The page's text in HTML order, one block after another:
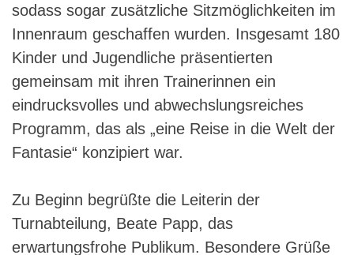
sodass sogar zusätzliche Sitzmöglichkeiten im
Innenraum geschaffen wurden. Insgesamt 180
Kinder und Jugendliche präsentierten
gemeinsam mit ihren Trainerinnen ein
eindrucksvolles und abwechslungsreiches
Programm, das als „eine Reise in die Welt der
Fantasie“ konzipiert war.
Zu Beginn begrüßte die Leiterin der
Turnabteilung, Beate Papp, das
erwartungsfrohe Publikum. Besondere Grüße